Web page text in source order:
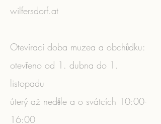
wilfersdorf.at
Otevírací doba muzea a obchůdku:
otevřeno od 1. dubna do 1.
listopadu
úterý až neděle a o svátcích 10:00-
16:00